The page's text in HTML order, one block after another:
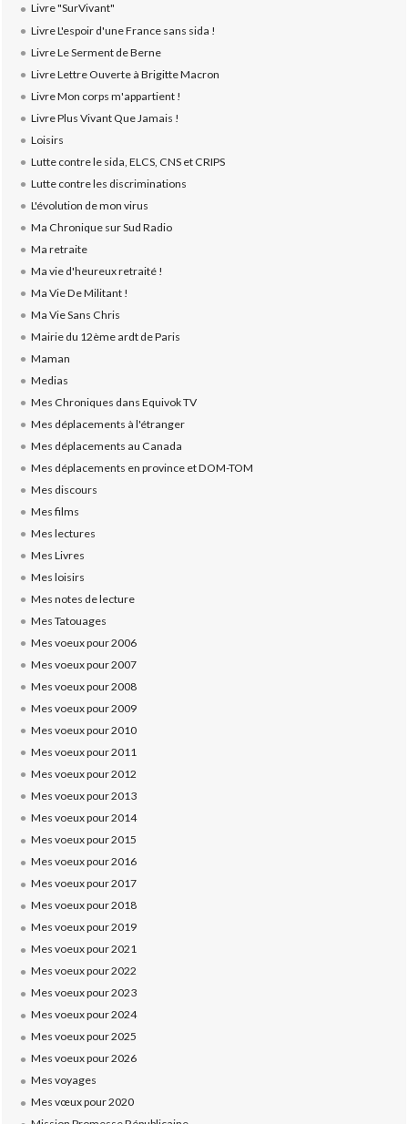
Livre "SurVivant"
Livre L'espoir d'une France sans sida !
Livre Le Serment de Berne
Livre Lettre Ouverte à Brigitte Macron
Livre Mon corps m'appartient !
Livre Plus Vivant Que Jamais !
Loisirs
Lutte contre le sida, ELCS, CNS et CRIPS
Lutte contre les discriminations
L'évolution de mon virus
Ma Chronique sur Sud Radio
Ma retraite
Ma vie d'heureux retraité !
Ma Vie De Militant !
Ma Vie Sans Chris
Mairie du 12ème ardt de Paris
Maman
Medias
Mes Chroniques dans Equivok TV
Mes déplacements à l'étranger
Mes déplacements au Canada
Mes déplacements en province et DOM-TOM
Mes discours
Mes films
Mes lectures
Mes Livres
Mes loisirs
Mes notes de lecture
Mes Tatouages
Mes voeux pour 2006
Mes voeux pour 2007
Mes voeux pour 2008
Mes voeux pour 2009
Mes voeux pour 2010
Mes voeux pour 2011
Mes voeux pour 2012
Mes voeux pour 2013
Mes voeux pour 2014
Mes voeux pour 2015
Mes voeux pour 2016
Mes voeux pour 2017
Mes voeux pour 2018
Mes voeux pour 2019
Mes voeux pour 2021
Mes voeux pour 2022
Mes voeux pour 2023
Mes voeux pour 2024
Mes voeux pour 2025
Mes voeux pour 2026
Mes voyages
Mes vœux pour 2020